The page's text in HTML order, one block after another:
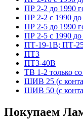
ПР 2-2 до 1990
ПР 2-2 с 1990 до
ПР 2-5 до 1990
ПР 2-5 с 1990 до
ПТ-19-1В; ПТ-
ПТ3
ПТ3-40В
ТВ 1-2 только
ШИВ 25 (с
ШИВ 50 (с
Покупаем